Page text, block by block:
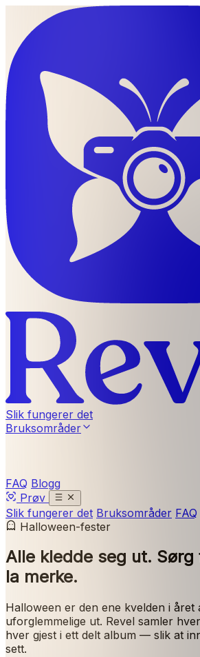
Slik fungerer det
Bruksområder
FAQ Blogg
Prøv
Slik fungerer det Bruksområder FAQ
Halloween-fester
Alle kledde seg ut. Sørg
la merke.
Halloween er den ene kvelden i året
uforglemmelige ut. Revel samler
hver gjest i ett delt album — slik at
sett.